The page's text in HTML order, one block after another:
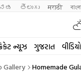
తెలుగు मराठी
ન્યૂઝ ગુજરાત
Gallery Homemade